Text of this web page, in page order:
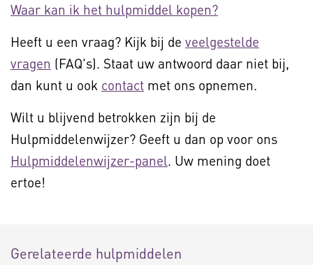
Waar kan ik het hulpmiddel kopen?
Heeft u een vraag? Kijk bij de veelgestelde
vragen (FAQ's). Staat uw antwoord daar niet bij,
dan kunt u ook contact met ons opnemen.
Wilt u blijvend betrokken zijn bij de
Hulpmiddelenwijzer? Geeft u dan op voor ons
Hulpmiddelenwijzer-panel. Uw mening doet
ertoe!
Gerelateerde hulpmiddelen